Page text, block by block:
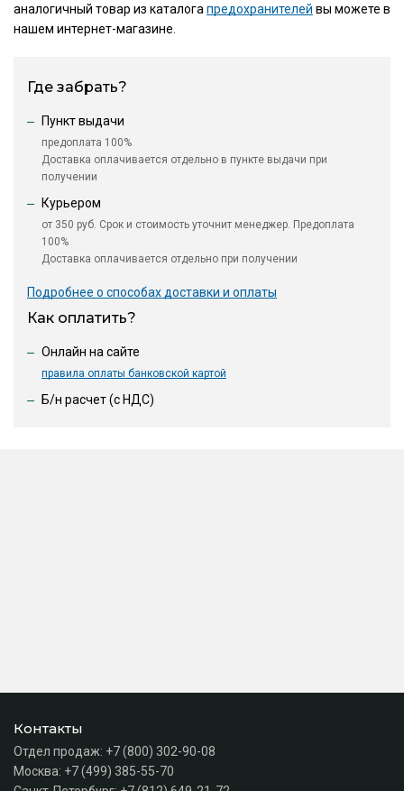
аналогичный товар из каталогапредохранителей вы можете в
нашем интернет-магазине.
Где забрать?
Пункт выдачи
предоплата 100%
Доставка оплачивается отдельно в пункте выдачи при
получении
Курьером
от 350 руб. Срок и стоимость уточнит менеджер. Предоплата
100%
Доставка оплачивается отдельно при получении
Подробнее о способах доставки и оплаты
Как оплатить?
Онлайн на сайте
правила оплаты банковской картой
Б/н расчет (c НДС)
Контакты
Отдел продаж: +7 (800) 302-90-08
Москва: +7 (499) 385-55-70